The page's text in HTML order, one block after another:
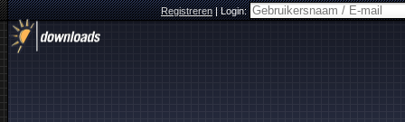
Registreren|Login: